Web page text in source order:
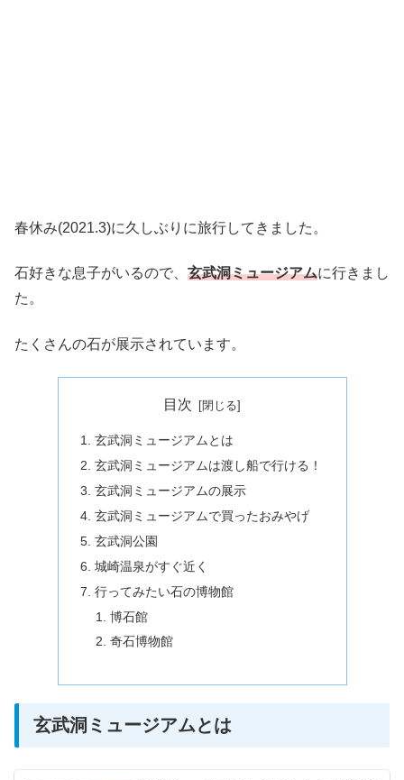
春休み(2021.3)に久しぶりに旅行してきました。
石好きな息子がいるので、 玄武洞ミュージアムに行きまし
た。
たくさんの石が展示されています。
目次
玄武洞ミュージアムとは
玄武洞ミュージアムは渡し船で行ける！
玄武洞ミュージアムの展示
玄武洞ミュージアムで買ったおみやげ
玄武洞公園
城崎温泉がすぐ近く
行ってみたい石の博物館
博石館
奇石博物館
玄武洞ミュージアムとは